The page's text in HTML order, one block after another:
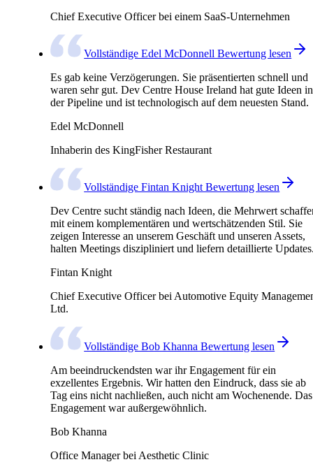
Chief Executive Officer bei einem SaaS-Unternehmen
Vollständige Edel McDonnell Bewertung lesen
Es gab keine Verzögerungen. Sie präsentierten schnell und
waren sehr gut. Dev Centre House Ireland hat gute Ideen in
der Pipeline und ist technologisch auf dem neuesten Stand.
Edel McDonnell
Inhaberin des KingFisher Restaurant
Vollständige Fintan Knight Bewertung lesen
Dev Centre sucht ständig nach Ideen, die Mehrwert
mit einem komplementären und wertschätzenden Stil. Sie
zeigen Interesse an unserem Geschäft und unseren Assets,
halten Meetings diszipliniert und liefern detaillierte
Fintan Knight
Chief Executive Officer bei Automotive Equity
Ltd.
Vollständige Bob Khanna Bewertung lesen
Am beeindruckendsten war ihr Engagement für ein
exzellentes Ergebnis. Wir hatten den Eindruck, dass sie ab
Tag eins nicht nachließen, auch nicht am Wochenende. Das
Engagement war außergewöhnlich.
Bob Khanna
Office Manager bei Aesthetic Clinic